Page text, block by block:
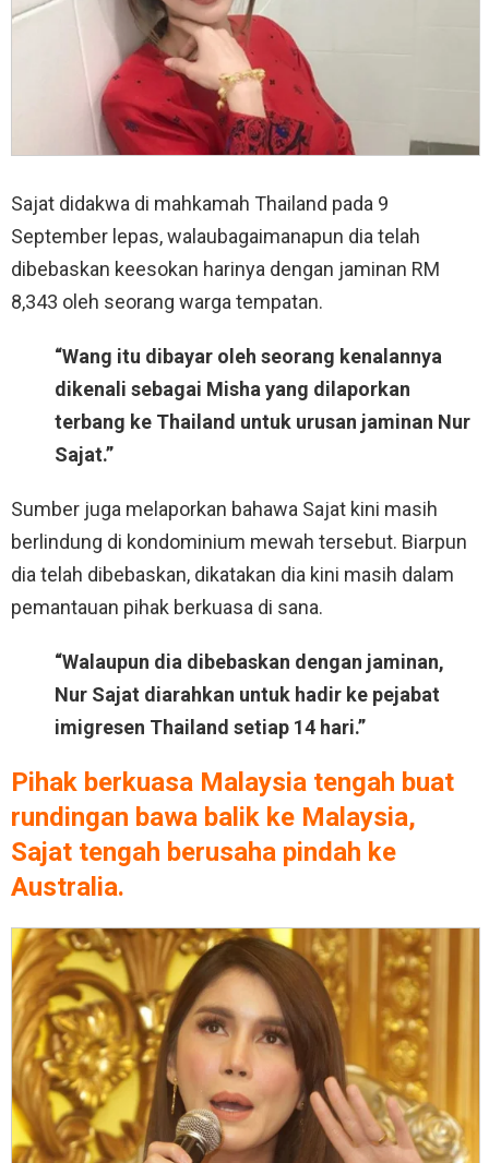
Sajat didakwa di mahkamah Thailand pada 9
September lepas, walaubagaimanapun dia telah
dibebaskan keesokan harinya dengan jaminan RM
8,343 oleh seorang warga tempatan.
“Wang itu dibayar oleh seorang kenalannya
dikenali sebagai Misha yang dilaporkan
terbang ke Thailand untuk urusan jaminan Nur
Sajat.”
Sumber juga melaporkan bahawa Sajat kini masih
berlindung di kondominium mewah tersebut. Biarpun
dia telah dibebaskan, dikatakan dia kini masih dalam
pemantauan pihak berkuasa di sana.
“Walaupun dia dibebaskan dengan jaminan,
Nur Sajat diarahkan untuk hadir ke pejabat
imigresen Thailand setiap 14 hari.”
Pihak berkuasa Malaysia tengah buat
rundingan bawa balik ke Malaysia,
Sajat tengah berusaha pindah ke
Australia.